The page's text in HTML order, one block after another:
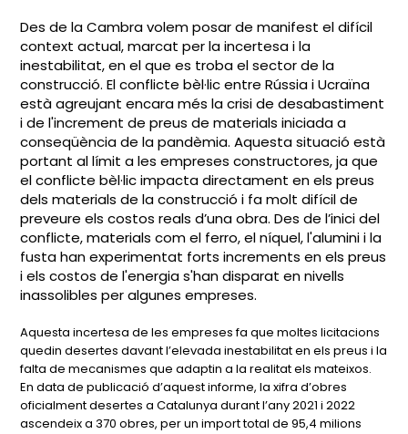
Des de la Cambra volem posar de manifest el difícil
context actual, marcat per la incertesa i la
inestabilitat, en el que es troba el sector de la
construcció. El conflicte bèl·lic entre Rússia i Ucraïna
està agreujant encara més la crisi de desabastiment
i de l'increment de preus de materials iniciada a
conseqüència de la pandèmia. Aquesta situació està
portant al límit a les empreses constructores, ja que
el conflicte bèl·lic impacta directament en els preus
dels materials de la construcció i fa molt difícil de
preveure els costos reals d’una obra. Des de l’inici del
conflicte, materials com el ferro, el níquel, l'alumini i la
fusta han experimentat forts increments en els preus
i els costos de l'energia s'han disparat en nivells
inassolibles per algunes empreses.
Aquesta incertesa de les empreses fa que moltes licitacions
quedin desertes davant l’elevada inestabilitat en els preus i la
falta de mecanismes que adaptin a la realitat els mateixos.
En data de publicació d’aquest informe, la xifra d’obres
oficialment desertes a Catalunya durant l’any 2021 i 2022
ascendeix a 370 obres, per un import total de 95,4 milions